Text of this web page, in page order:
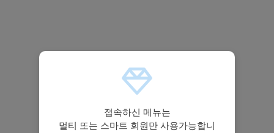
접속하신 메뉴는
멀티 또는 스마트 회원만 사용가능합니